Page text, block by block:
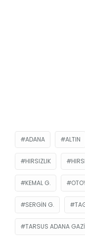
ADANA ALTIN
HIRSIZLIK
KEMAL G.
SERGIN G.
TARSUS ADANA